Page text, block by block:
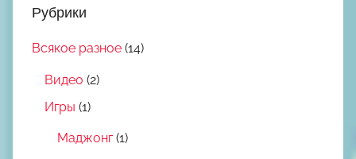
Рубрики
Всякое разное (14)
Видео (2)
Игры (1)
Маджонг(1)